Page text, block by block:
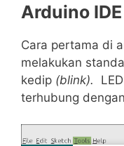
Arduino IDE
Cara pertama di
melakukan
kedip (blink).
terhubung